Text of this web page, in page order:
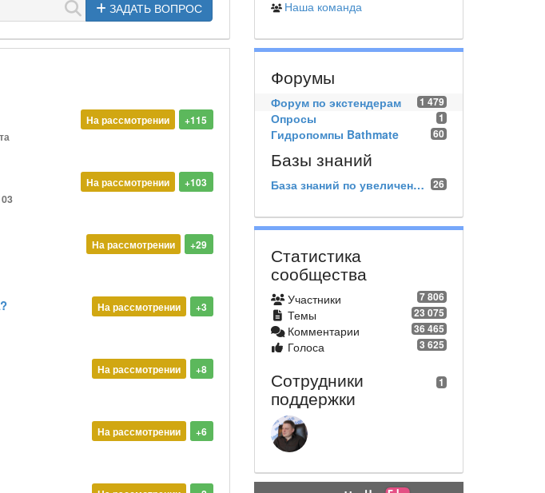
ЗАДАТЬ ВОПРОС
+115
На рассмотрении
+103
На рассмотрении
+29
На рассмотрении
+3
На рассмотрении
+8
На рассмотрении
+6
На рассмотрении
Наша команда
Форумы
1 479
Форум по экстендерам
1
Опросы
60
Гидропомпы Bathmate
Базы знаний
26
База знаний по увеличению по увеличению полового члена экстендером
Статистика
сообщества
7 806
Участники
23 075
Темы
36 465
Комментарии
3 625
Голоса
1
Сотрудники
поддержки